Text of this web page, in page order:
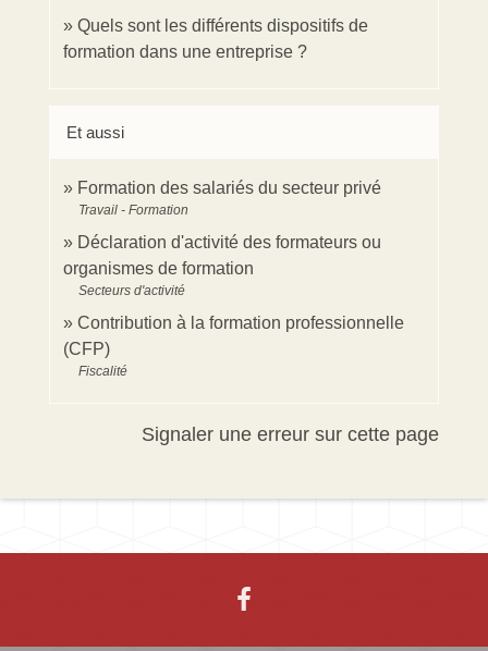
Quels sont les différents dispositifs de
formation dans une entreprise ?
Et aussi
Formation des salariés du secteur privé
Travail - Formation
Déclaration d'activité des formateurs ou
organismes de formation
Secteurs d'activité
Contribution à la formation professionnelle
(CFP)
Fiscalité
Signaler une erreur sur cette page